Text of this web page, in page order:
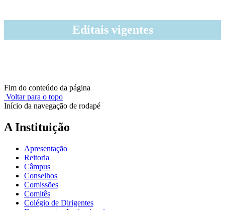
Editais vigentes
Fim do conteúdo da página
Voltar para o topo
Início da navegação de rodapé
A Instituição
Apresentação
Reitoria
Câmpus
Conselhos
Comissões
Comitês
Colégio de Dirigentes